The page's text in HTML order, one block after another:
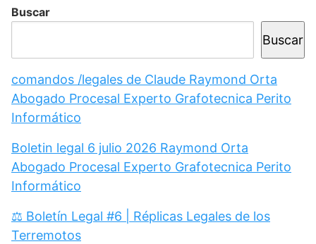
Buscar
Buscar
comandos /legales de Claude Raymond Orta
Abogado Procesal Experto Grafotecnica Perito
Informático
Boletin legal 6 julio 2026 Raymond Orta
Abogado Procesal Experto Grafotecnica Perito
Informático
⚖️ Boletín Legal #6 | Réplicas Legales de los
Terremotos